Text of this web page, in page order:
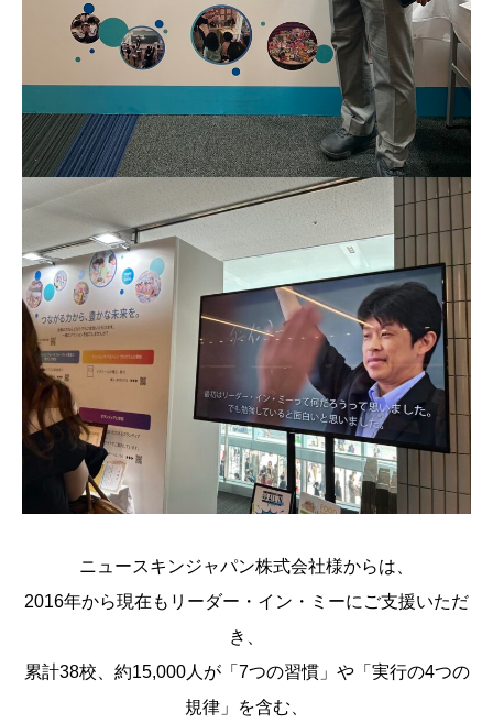
ニュースキンジャパン株式会社様からは、
2016年から現在もリーダー・イン・ミーにご支援いただ
き、
累計38校、約15,000人が「7つの習慣」や「実行の4つの
規律」を含む、